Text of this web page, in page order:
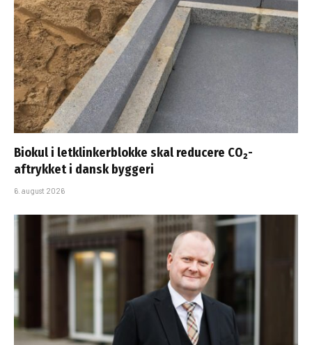
Biokul i letklinkerblokke skal reducere CO₂-
aftrykket i dansk byggeri
6. august 2026